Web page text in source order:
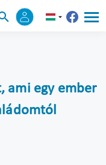
ami egy ember